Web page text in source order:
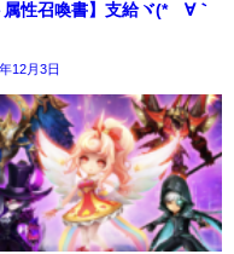
属性召喚書】支給ヾ(*´∀｀
12月3日